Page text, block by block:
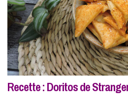
Recette : Doritos de